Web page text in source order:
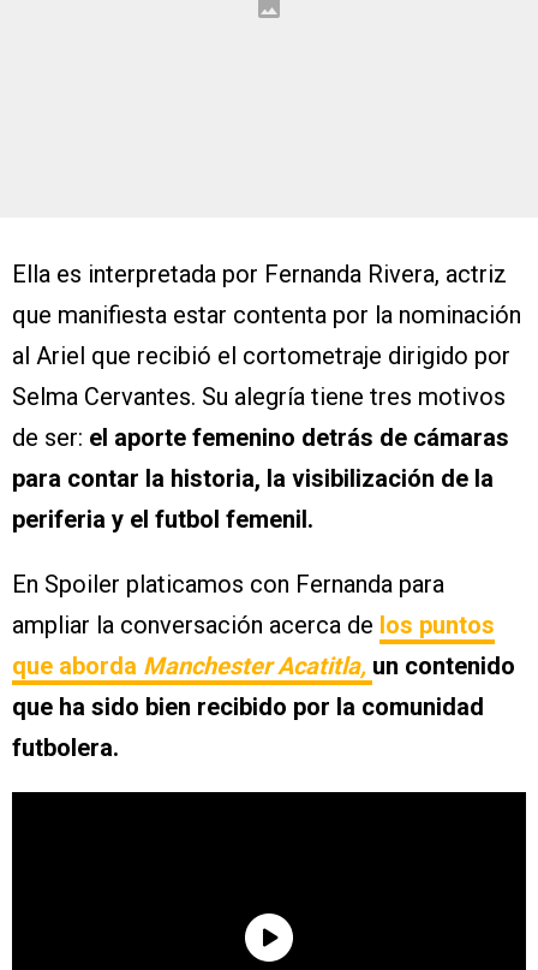
Ella es interpretada por Fernanda Rivera, actriz
que manifiesta estar contenta por la nominación
al Ariel que recibió el cortometraje dirigido por
Selma Cervantes. Su alegría tiene tres motivos
de ser: el aporte femenino detrás de cámaras
para contar la historia, la visibilización de la
periferia y el futbol femenil.
En Spoiler platicamos con Fernanda para
ampliar la conversación acerca de los puntos
que aborda Manchester Acatitla, un contenido
que ha sido bien recibido por la comunidad
futbolera.